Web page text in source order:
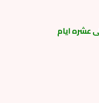
عشره ايام